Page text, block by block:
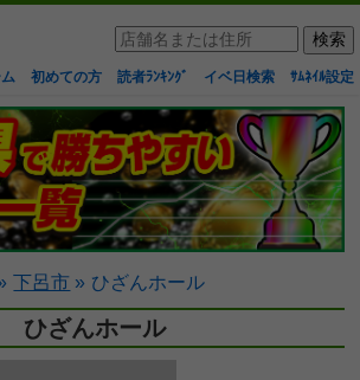
初めての方 読者ﾗﾝｷﾝｸﾞ イベ日検索 ｻﾑﾈｲﾙ設定
下呂市 » ひざんホール
ひざんホール